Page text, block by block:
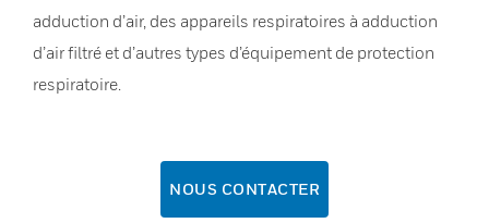
adduction d’air, des appareils respiratoires à adduction
d’air filtré et d’autres types d’équipement de protection
respiratoire.
NOUS CONTACTER